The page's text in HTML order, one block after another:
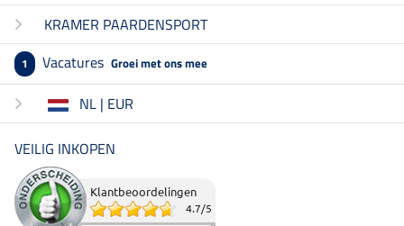
KRAMER PAARDENSPORT
1 Vacatures Groei met ons mee
NL | EUR
VEILIG INKOPEN
Klantbeoordelingen
4.7/5